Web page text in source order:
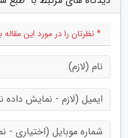
* نظرتان را در مورد این مقاله